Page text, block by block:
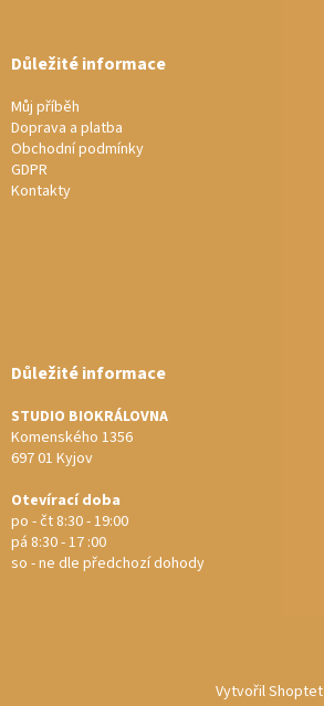
Důležité informace
Můj příběh
Doprava a platba
Obchodní podmínky
GDPR
Kontakty
Důležité informace
STUDIO BIOKRÁLOVNA
Komenského 1356
697 01 Kyjov
Otevírací doba
po - čt 8:30 - 19:00
pá 8:30 - 17 :00
so - ne dle předchozí dohody
Vytvořil Shoptet